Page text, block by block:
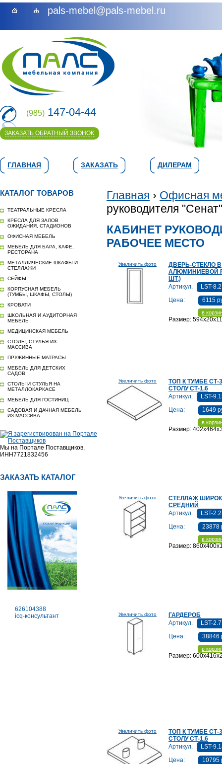
pals-mebel@pals-mebel.ru
(985) 147-04-44
ЗАКАЗАТЬ ОБРАТНЫЙ ЗВОНОК
ГЛАВНАЯ ЗАКАЗАТЬ ДИЛЕРАМ
КАТАЛОГ ТОВАРОВ
ТЕАТРАЛЬНЫЕ КРЕСЛА
КРЕСЛА ДЛЯ ЗАЛОВ
ОЖИДАНИЯ, СТАДИОНОВ
ОФИСНАЯ МЕБЕЛЬ
МЕБЕЛЬ ДЛЯ БАРА, КАФЕ,
РЕСТОРАНА
МЕТАЛЛИЧЕСКИЕ ШКАФЫ И
СТЕЛЛАЖИ
СЕЙФЫ
КОРПУСНАЯ МЕБЕЛЬ
(ТУМБЫ, ШКАФЫ, СТОЛЫ)
КРОВАТИ
ШКОЛЬНАЯ И АУДИТОРНАЯ
МЕБЕЛЬ
МЕДИЦИНСКАЯ МЕБЕЛЬ
СТОЛЫ, СТУЛЬЯ ИЗ
МАССИВА
ПРУЖИННЫЕ МАТРАСЫ
МЕБЕЛЬ ДЛЯ ДЕТСКИХ
САДОВ
СТОЛЫ И СТУЛЬЯ НА
МЕТАЛЛОКАРКАСЕ
МЕБЕЛЬ ДЛЯ ГОСТИНИЦ
САДОВАЯ И ДАЧНАЯ МЕБЕЛЬ
ИЗ МАССИВА
Мы на Портале Поставщиков,
ИНН7721832456
ЗАКАЗАТЬ КАТАЛОГ
626104388
icq-консультант
Главная › Офисная
руководителя
КАБИНЕТ
РАБОЧЕЕ МЕСТО
Увеличить фото
ДВЕРЬ-СТЕКЛО В
АЛЮМИНИЕВОЙ
ШТ.)
Артикул.
LST-8.2
Цена:
6115
в
Размер:
Увеличить фото
ТОП К ТУМБЕ СТ-
СТОЛУ СТ-1.6
Артикул.
LST-
Цена:
1649
в
Размер:
Увеличить фото
СТЕЛЛАЖ
СРЕДНИЙ
Артикул.
LST-2.2
Цена:
23878
в
Размер:
Увеличить фото
ГАРДЕРОБ
Артикул.
LST-2.7
Цена:
38846
в
Размер:
Увеличить фото
ТОП К ТУМБЕ СТ-
СТОЛУ СТ-1.6
Артикул.
LST-
Цена:
10795